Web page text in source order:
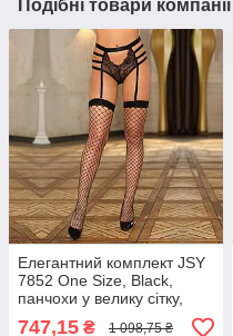
Подібні товари компанії
Елегантний комплект JSY
7852 One Size, Black,
панчохи у велику сітку,
747,15 ₴ 1 098,75 ₴